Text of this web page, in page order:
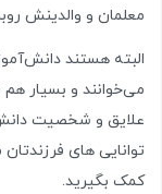
معلمان و والدینش
البته هستند
می‌خوانند و بسیار هم
علایق و شخصیت
توانایی های
کمک بگیرید.